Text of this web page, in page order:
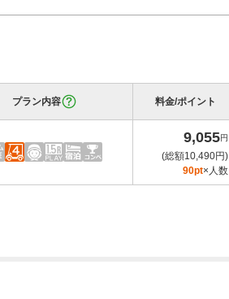
プラン内容 料金/ポイント
9,055円
(総額10,490円)
90pt×人数